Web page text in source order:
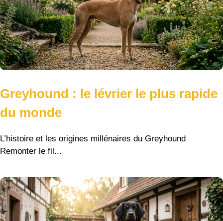
Greyhound : le lévrier le plus rapide
du monde
L’histoire et les origines millénaires du Greyhound
Remonter le fil...